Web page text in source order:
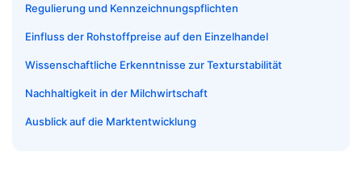
Regulierung und Kennzeichnungspflichten
Einfluss der Rohstoffpreise auf den Einzelhandel
Wissenschaftliche Erkenntnisse zur Texturstabilität
Nachhaltigkeit in der Milchwirtschaft
Ausblick auf die Marktentwicklung